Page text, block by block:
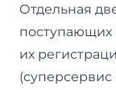
Отдельная
поступающих
их